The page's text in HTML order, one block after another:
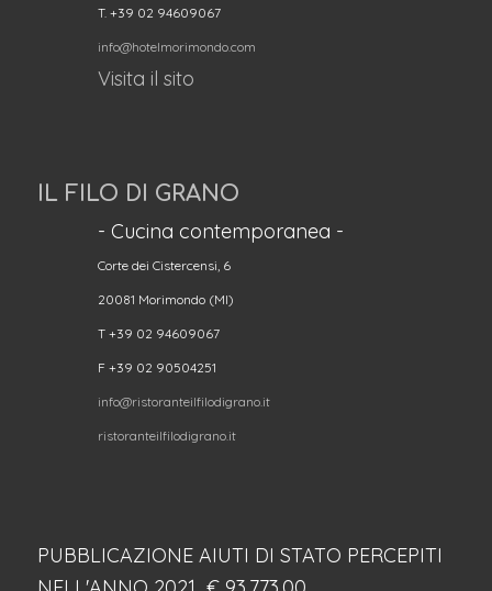
T. +39 02 94609067
info@hotelmorimondo.com
Visita il sito
IL FILO DI GRANO
- Cucina contemporanea -
Corte dei Cistercensi, 6
20081 Morimondo (MI)
T +39 02 94609067
F +39 02 90504251
info@ristoranteilfilodigrano.it
ristoranteilfilodigrano.it
PUBBLICAZIONE AIUTI DI STATO PERCEPITI